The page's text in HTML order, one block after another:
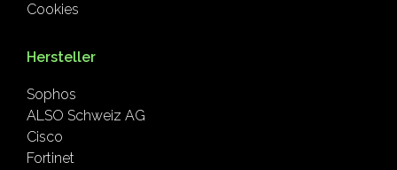
Cookies
Hersteller
Sophos
ALSO Schweiz AG
Cisco
Fortinet